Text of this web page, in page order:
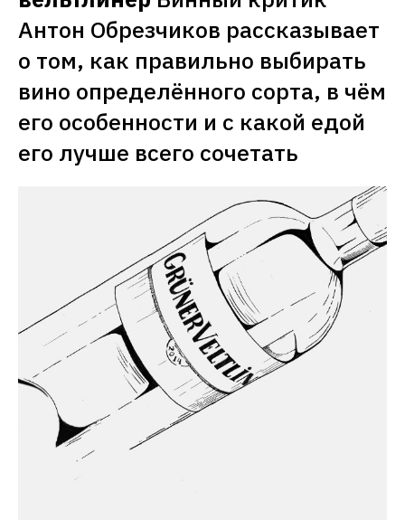
всего сочетать
всего сочетать
Антон Обрезчиков рассказывает
о том, как правильно выбирать
вино определённого сорта, в чём
его особенности и с какой едой
его лучше всего сочетать